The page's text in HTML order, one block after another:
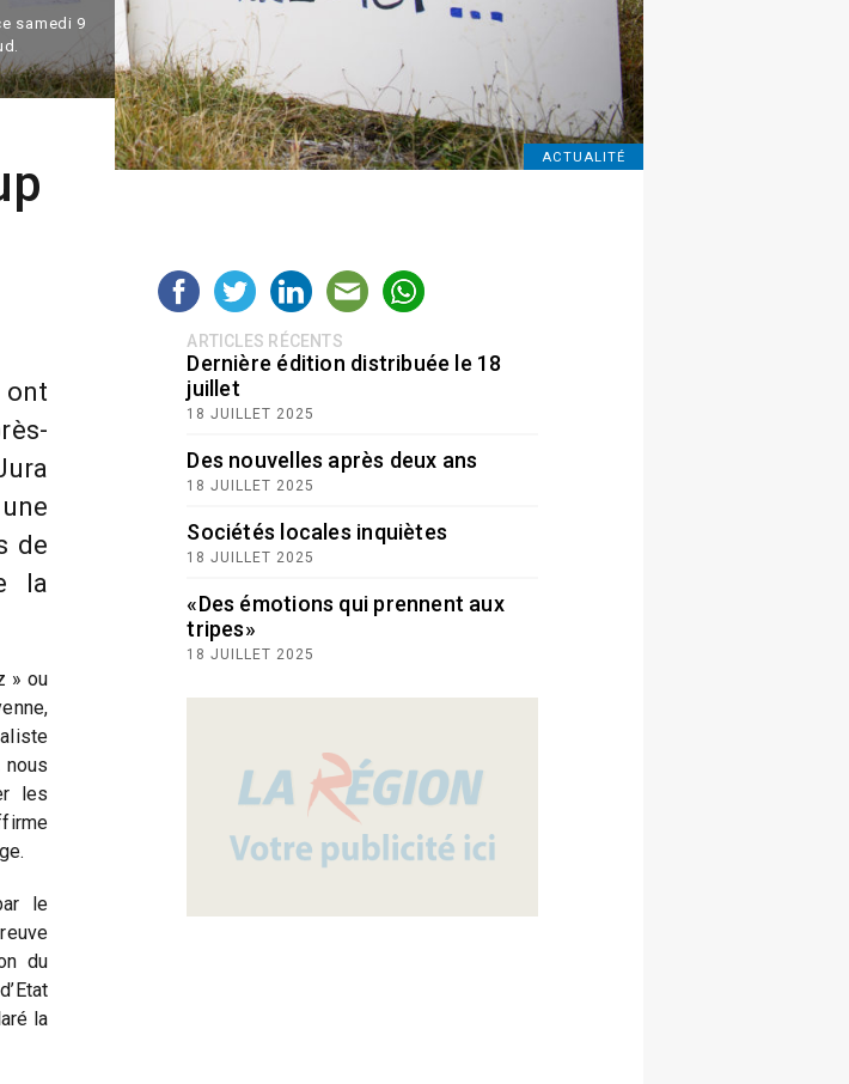
ACTUALITÉ
samedi 9
de
la
» ou
les
le
du
la
ARTICLES RÉCENTS
Dernière édition distribuée le 18
juillet
18 JUILLET 2025
Des nouvelles après deux ans
18 JUILLET 2025
Sociétés locales inquiètes
18 JUILLET 2025
«Des émotions qui prennent aux
tripes»
18 JUILLET 2025